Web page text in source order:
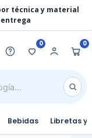
técnica y material
entrega
0 0
Bebidas Libretas y